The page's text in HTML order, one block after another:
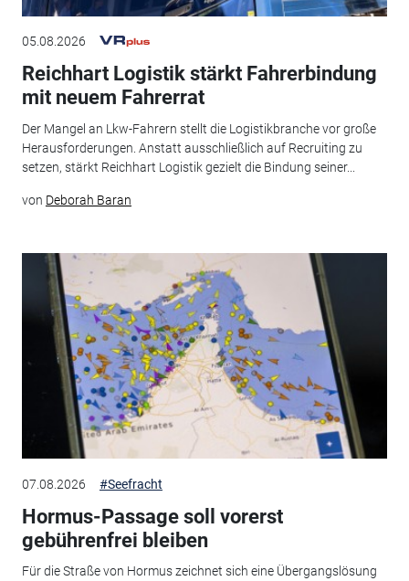
05.08.2026
Reichhart Logistik stärkt Fahrerbindung
mit neuem Fahrerrat
Der Mangel an Lkw-Fahrern stellt die Logistikbranche vor große
Herausforderungen. Anstatt ausschließlich auf Recruiting zu
setzen, stärkt Reichhart Logistik gezielt die Bindung seiner...
von Deborah Baran
07.08.2026 #Seefracht
Hormus-Passage soll vorerst
gebührenfrei bleiben
Für die Straße von Hormus zeichnet sich eine Übergangslösung